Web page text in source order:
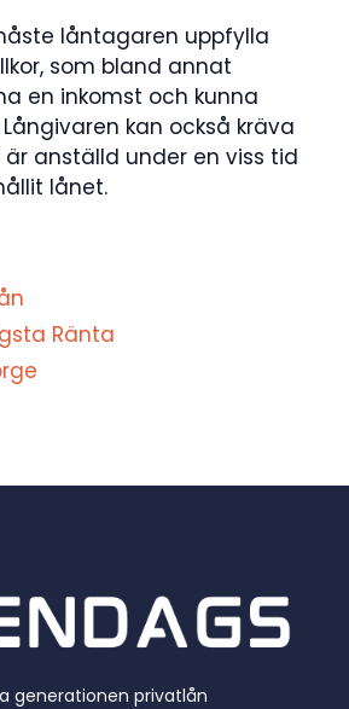
låntagaren uppfylla
som bland annat
en inkomst och kunna
kan också kräva
anställd under en viss tid
lånet.
Ränta
generationen privatlån